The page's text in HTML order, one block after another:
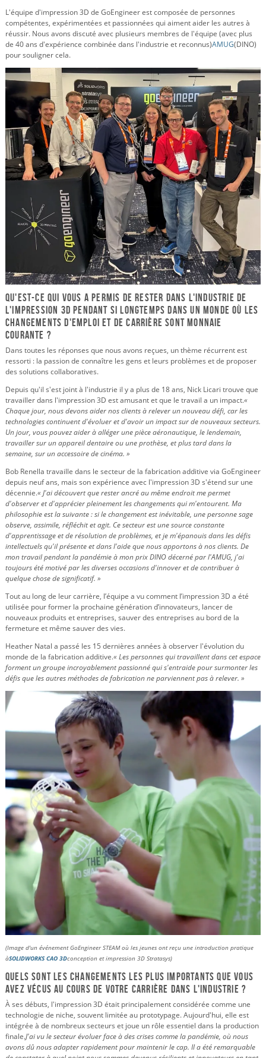
L'équipe d'impression 3D de GoEngineer est composée de personnes
compétentes, expérimentées et passionnées qui aiment aider les autres à
réussir. Nous avons discuté avec plusieurs membres de l'équipe (avec plus
de 40 ans d'expérience combinée dans l'industrie et reconnus)AMUG(DINO)
pour souligner cela.
Qu'est-ce qui vous a permis de rester dans l'industrie de
l'impression 3D pendant si longtemps dans un monde où les
changements d'emploi et de carrière sont monnaie
courante ?
Dans toutes les réponses que nous avons reçues, un thème récurrent est
ressorti : la passion de connaître les gens et leurs problèmes et de proposer
des solutions collaboratives.
Depuis qu'il s'est joint à l'industrie il y a plus de 18 ans, Nick Licari trouve que
travailler dans l'impression 3D est amusant et que le travail a un impact.«
Chaque jour, nous devons aider nos clients à relever un nouveau défi, car les
technologies continuent d'évoluer et d'avoir un impact sur de nouveaux secteurs.
Un jour, vous pouvez aider à alléger une pièce aéronautique, le lendemain,
travailler sur un appareil dentaire ou une prothèse, et plus tard dans la
semaine, sur un accessoire de cinéma. »
Bob Renella travaille dans le secteur de la fabrication additive via GoEngineer
depuis neuf ans, mais son expérience avec l'impression 3D s'étend sur une
décennie.« J'ai découvert que rester ancré au même endroit me permet
d'observer et d'apprécier pleinement les changements qui m'entourent. Ma
philosophie est la suivante : si le changement est inévitable, une personne sage
observe, assimile, réfléchit et agit. Ce secteur est une source constante
d'apprentissage et de résolution de problèmes, et je m'épanouis dans les défis
intellectuels qu'il présente et dans l'aide que nous apportons à nos clients. De
mon travail pendant la pandémie à mon prix DINO décerné par l'AMUG, j'ai
toujours été motivé par les diverses occasions d'innover et de contribuer à
quelque chose de significatif. »
Tout au long de leur carrière, l’équipe a vu comment l’impression 3D a été
utilisée pour former la prochaine génération d’innovateurs, lancer de
nouveaux produits et entreprises, sauver des entreprises au bord de la
fermeture et même sauver des vies.
Heather Natal a passé les 15 dernières années à observer l'évolution du
monde de la fabrication additive.« Les personnes qui travaillent dans cet espace
forment un groupe incroyablement passionné qui s'entraide pour surmonter les
défis que les autres méthodes de fabrication ne parviennent pas à relever. »
(Image d'un événement GoEngineer STEAM où les jeunes ont reçu une introduction pratique
àSOLIDWORKS CAO 3Dconception et impression 3D Stratasys)
Quels sont les changements les plus importants que vous
avez vécus au cours de votre carrière dans l'industrie ?
À ses débuts, l'impression 3D était principalement considérée comme une
technologie de niche, souvent limitée au prototypage. Aujourd'hui, elle est
intégrée à de nombreux secteurs et joue un rôle essentiel dans la production
finale.J'ai vu le secteur évoluer face à des crises comme la pandémie, où nous
avons dû nous adapter rapidement pour maintenir le cap. Il a été remarquable